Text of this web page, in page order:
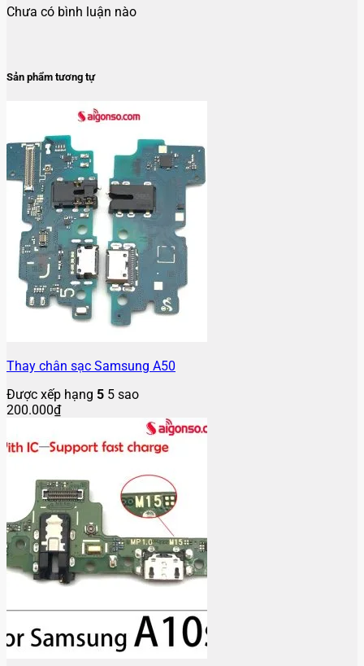
Chưa có bình luận nào
Sản phẩm tương tự
Thay chân sạc Samsung A50
Được xếp hạng 5 5 sao
200.000₫